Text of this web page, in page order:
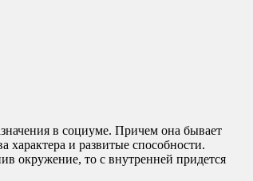
в социуме. Причем она бывает
характера и развитые способности.
окружение, то с внутренней придется